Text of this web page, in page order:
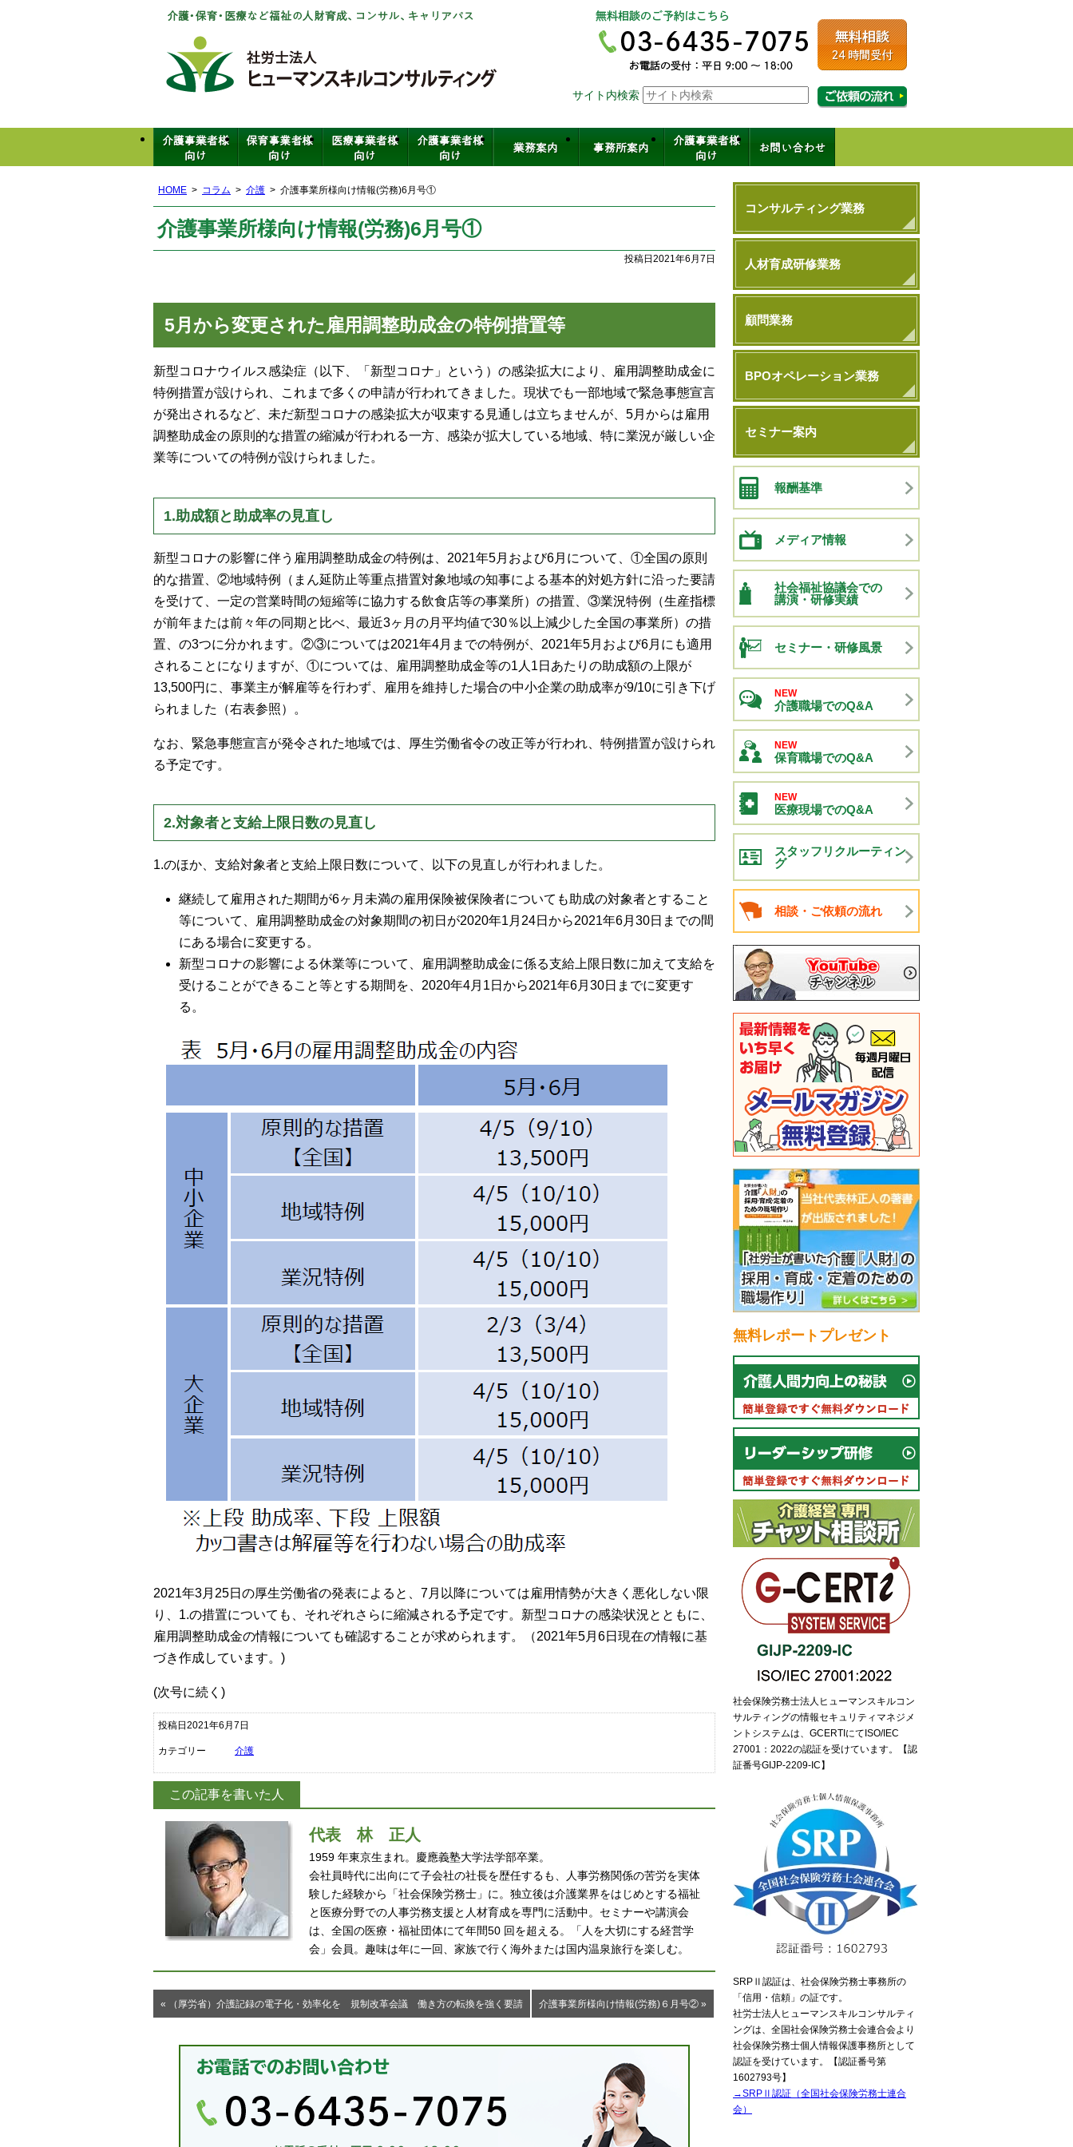
社会保険労務士法人ヒューマンスキルコンサルティング
介護・保育・医療など福祉の人材育成、コンサル、キャリアパス
サイト内検索
HOME コラム 介護 介護事業所様向け情報(労務)6月号①
介護事業所様向け情報(労務)6月号①
投稿日2021年6月7日
5月から変更された雇用調整助成金の特例措置等
新型コロナウイルス感染症（以下、「新型コロナ」という）の感染拡大により、雇用調整助成金に
特例措置が設けられ、これまで多くの申請が行われてきました。現状でも一部地域で緊急事態宣言
が発出されるなど、未だ新型コロナの感染拡大が収束する見通しは立ちませんが、5月からは雇用
調整助成金の原則的な措置の縮減が行われる一方、感染が拡大している地域、特に業況が厳しい企
業等についての特例が設けられました。
1.助成額と助成率の見直し
新型コロナの影響に伴う雇用調整助成金の特例は、2021年5月および6月について、①全国の原則
的な措置、②地域特例（まん延防止等重点措置対象地域の知事による基本的対処方針に沿った要請
を受けて、一定の営業時間の短縮等に協力する飲食店等の事業所）の措置、③業況特例（生産指標
が前年または前々年の同期と比べ、最近3ヶ月の月平均値で30％以上減少した全国の事業所）の措
置、の3つに分かれます。②③については2021年4月までの特例が、2021年5月および6月にも適用
されることになりますが、①については、雇用調整助成金等の1人1日あたりの助成額の上限が
13,500円に、事業主が解雇等を行わず、雇用を維持した場合の中小企業の助成率が9/10に引き下げ
られました（右表参照）。
なお、緊急事態宣言が発令された地域では、厚生労働省令の改正等が行われ、特例措置が設けられ
る予定です。
2.対象者と支給上限日数の見直し
1.のほか、支給対象者と支給上限日数について、以下の見直しが行われました。
継続して雇用された期間が6ヶ月未満の雇用保険被保険者についても助成の対象者とすること
等について、雇用調整助成金の対象期間の初日が2020年1月24日から2021年6月30日までの間
にある場合に変更する。
新型コロナの影響による休業等について、雇用調整助成金に係る支給上限日数に加えて支給を
受けることができること等とする期間を、2020年4月1日から2021年6月30日までに変更す
る。
2021年3月25日の厚生労働省の発表によると、7月以降については雇用情勢が大きく悪化しない限
り、1.の措置についても、それぞれさらに縮減される予定です。新型コロナの感染状況とともに、
雇用調整助成金の情報についても確認することが求められます。（2021年5月6日現在の情報に基
づき作成しています。)
(次号に続く)
投稿日2021年6月7日
カテゴリー 介護
この記事を書いた人
代表 林 正人
1959 年東京生まれ。慶應義塾大学法学部卒業。
会社員時代に出向にて子会社の社長を歴任するも、人事労務関係の苦労を実体
験した経験から「社会保険労務士」に。独立後は介護業界をはじめとする福祉
と医療分野での人事労務支援と人材育成を専門に活動中。セミナーや講演会
は、全国の医療・福祉団体にて年間50 回を超える。「人を大切にする経営学
会」会員。趣味は年に一回、家族で行く海外または国内温泉旅行を楽しむ。
« （厚労省）介護記録の電子化・効率化を 規制改革会議 働き方の転換を強く要請 介護事業所様向け情報(労務)６月号② »
コンサルティング業務
人材育成研修業務
顧問業務
BPOオペレーション業務
セミナー案内
報酬基準
メディア情報
社会福祉協議会での
講演・研修実績
セミナー・研修風景
NEW
介護職場でのQ&A
NEW
保育職場でのQ&A
NEW
医療現場でのQ&A
スタッフリクルーティン
グ
相談・ご依頼の流れ
無料レポートプレゼント
社会保険労務士法人ヒューマンスキルコン
サルティングの情報セキュリティマネジメ
ントシステムは、GCERTIにてISO/IEC
27001：2022の認証を受けています。【認
証番号GIJP-2209-IC】
SRPⅡ認証は、社会保険労務士事務所の
「信用・信頼」の証です。
社労士法人ヒューマンスキルコンサルティ
ングは、全国社会保険労務士会連合会より
社会保険労務士個人情報保護事務所として
認証を受けています。【認証番号第
1602793号】
→SRPⅡ認証（全国社会保険労務士連合
会）